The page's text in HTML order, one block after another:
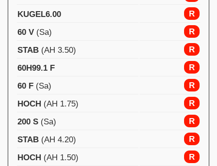
KUGEL6.00
R
60 V (Sa)
R
STAB (AH 3.50)
R
60H99.1 F
R
60 F (Sa)
R
HOCH (AH 1.75)
R
200 S (Sa)
R
STAB (AH 4.20)
R
HOCH (AH 1.50)
R